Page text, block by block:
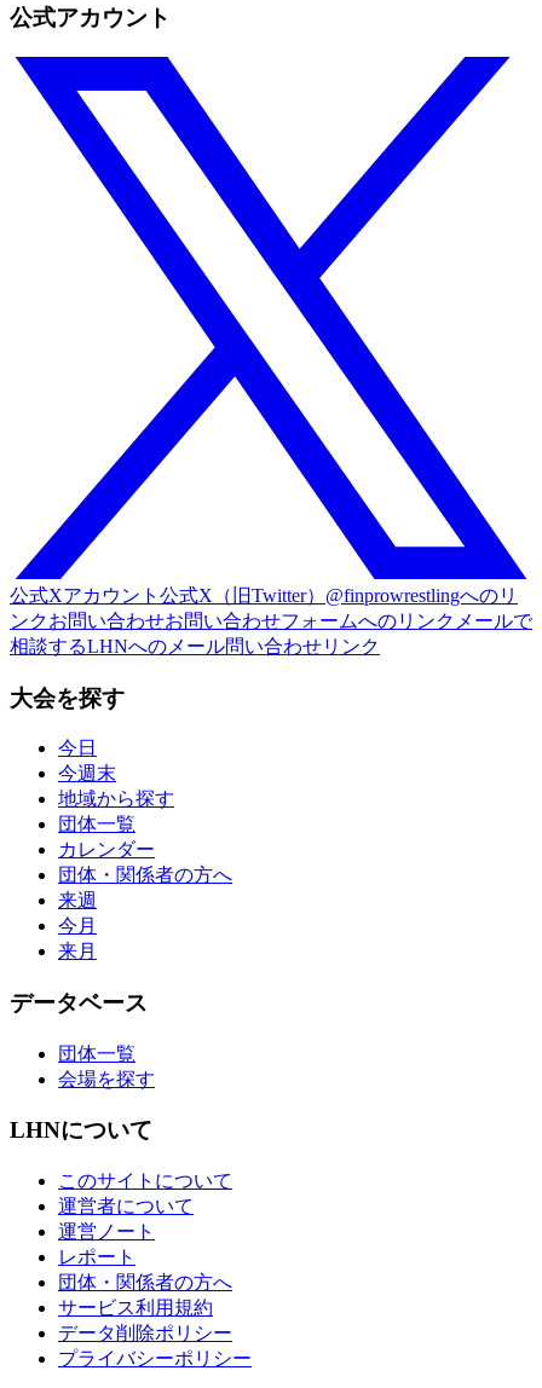
公式アカウント
公式Xアカウント 公式X（旧Twitter）@finprowrestlingへのリ
ンクお問い合わせお問い合わせフォームへのリンク メールで
相談するLHNへのメール問い合わせリンク
大会を探す
今日
今週末
地域から探す
団体一覧
カレンダー
団体・関係者の方へ
来週
今月
来月
データベース
団体一覧
会場を探す
LHNについて
このサイトについて
運営者について
運営ノート
レポート
団体・関係者の方へ
サービス利用規約
データ削除ポリシー
プライバシーポリシー